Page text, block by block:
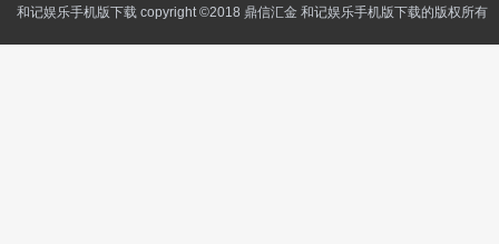
和记娱乐手机版下载 copyright ©2018 鼎信汇金 和记娱乐手机版下载的版权所有